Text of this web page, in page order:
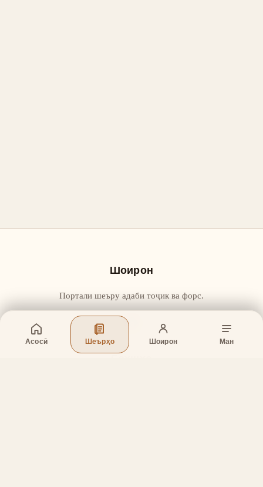
Асосӣ Шеърҳо Шоирон Ман
Шоирон
Портали шеъру адаби тоҷик ва форс.